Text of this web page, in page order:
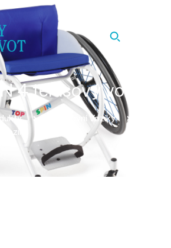
4 tenisový vozík
Sportovní Vozíky